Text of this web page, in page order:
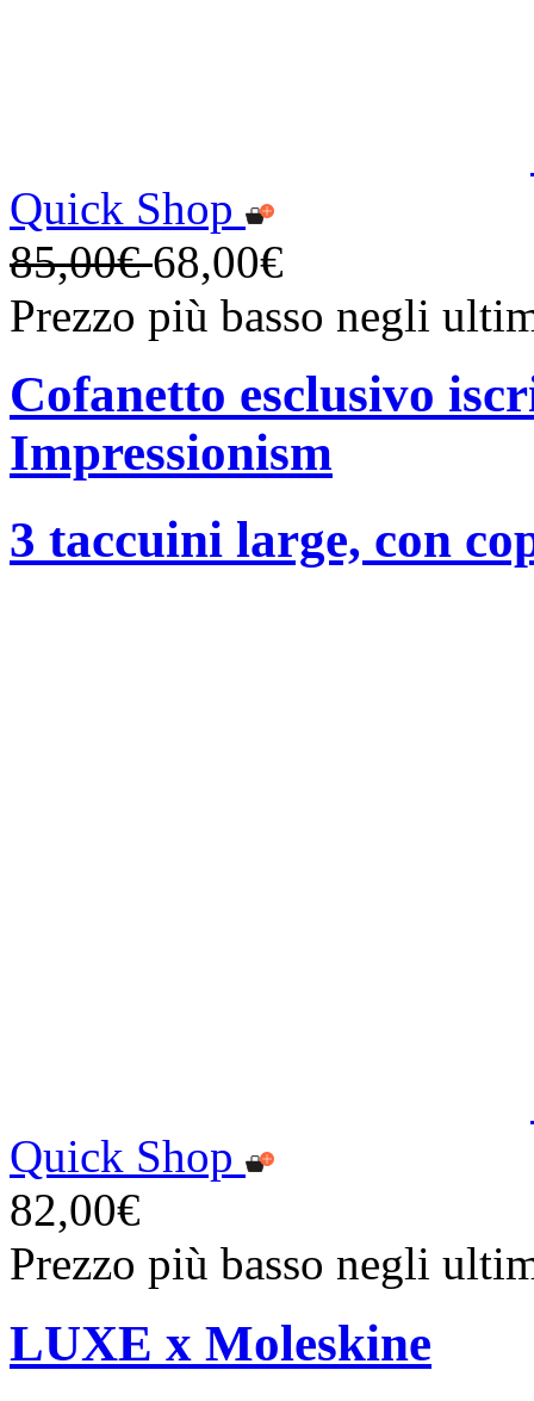
Quick Shop
85,00€68,00€
Prezzo più basso negli
Cofanetto esclusivo
Impressionism
3 taccuini large, con
Quick Shop
82,00€
Prezzo più basso negli
LUXE x Moleskine